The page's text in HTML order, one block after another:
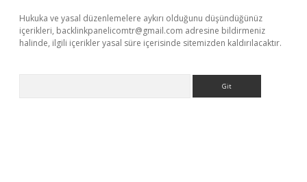
Hukuka ve yasal düzenlemelere aykırı olduğunu düşündüğünüz
içerikleri, backlinkpanelicomtr@gmail.com adresine bildirmeniz
halinde, ilgili içerikler yasal süre içerisinde sitemizden kaldırılacaktır.